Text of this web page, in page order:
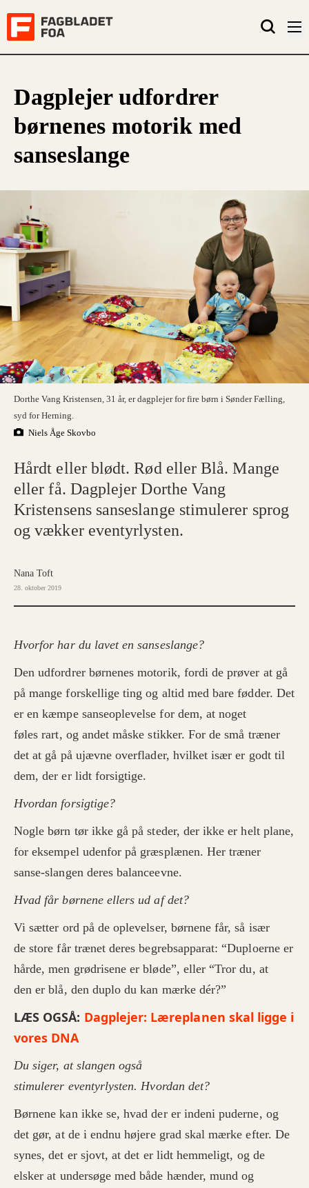
Dagplejer udfordrer
børnenes motorik med
sanseslange
Dorthe Vang Kristensen, 31 år, er dagplejer for fire børn i Sønder Fælling,
syd for Herning.
Niels Åge Skovbo
Hårdt eller blødt. Rød eller Blå. Mange
eller få. Dagplejer Dorthe Vang
Kristensens sanseslange stimulerer sprog
og vækker eventyrlysten.
Nana Toft
28. oktober 2019
Hvorfor har du lavet en sanseslange?
Den udfordrer børnenes motorik, fordi de prøver at gå
på mange forskellige ting og altid med bare fødder. Det
er en kæmpe sanseoplevelse for dem, at noget
føles rart, og andet måske stikker. For de små træner
det at gå på ujævne overflader, hvilket især er godt til
dem, der er lidt forsigtige.
Hvordan forsigtige?
Nogle børn tør ikke gå på steder, der ikke er helt plane,
for eksempel udenfor på græsplænen. Her træner
sanse-slangen deres balanceevne.
Hvad får børnene ellers ud af det?
Vi sætter ord på de oplevelser, børnene får, så især
de store får trænet deres begrebsapparat: “Duploerne er
hårde, men grødrisene er bløde”, eller “Tror du, at
den er blå, den duplo du kan mærke dér?”
LÆS OGSÅ: Dagplejer: Læreplanen skal ligge i
vores DNA
Du siger, at slangen også
stimulerer eventyrlysten. Hvordan det?
Børnene kan ikke se, hvad der er indeni puderne, og
det gør, at de i endnu højere grad skal mærke efter. De
synes, det er sjovt, at det er lidt hemmeligt, og de
elsker at undersøge med både hænder, mund og